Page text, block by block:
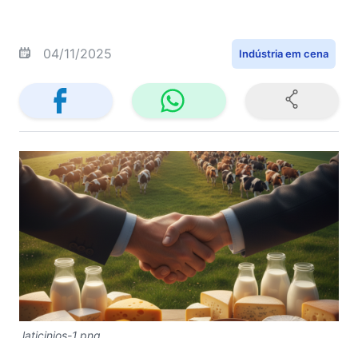
04/11/2025 Indústria em cena
laticinios-1.png